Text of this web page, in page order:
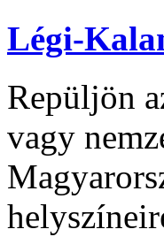
Légi-
Repüljön
vagy